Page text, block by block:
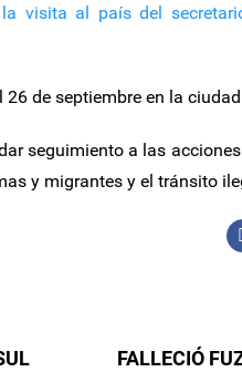
la visita al país del
de septiembre en la
seguimiento a las
y migrantes y el tránsito
FALLECIÓ